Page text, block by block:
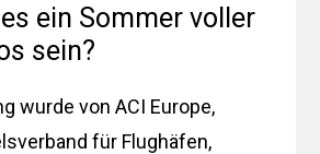
ein Sommer voller
sein?
wurde von ACI Europe,
für Flughäfen,